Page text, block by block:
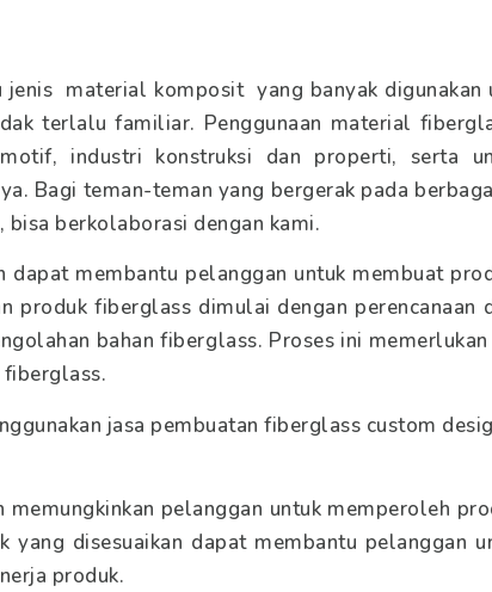
material komposit yang banyak digunakan
terlalu familiar. Penggunaan material
industri konstruksi dan properti, serta
Bagi teman-teman yang bergerak pada
berkolaborasi dengan kami.
membantu pelanggan untuk membuat
produk fiberglass dimulai dengan perencanaan
bahan fiberglass. Proses ini
fiberglass.
jasa pembuatan fiberglass custom
pelanggan untuk memperoleh
yang disesuaikan dapat membantu pelanggan
produk.